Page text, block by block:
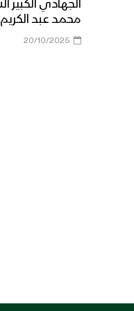
الخاصة في
الجهادي الكبير
محمد عبد
20/10/2025